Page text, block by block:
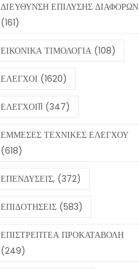
ΔΙΕΥΘΥΝΣΗ ΕΠΙΛΥΣΗΣ ΔΙΑΦΟΡΩΝ
(161)
ΕΙΚΟΝΙΚΑ ΤΙΜΟΛΟΓΙΑ (108)
ΕΛΕΓΧΟΙ (1620)
ΕΛΕΓΧΟΙ11 (347)
ΕΜΜΕΣΕΣ ΤΕΧΝΙΚΕΣ ΕΛΕΓΧΟΥ
(618)
ΕΠΕΝΔΥΣΕΙΣ, (372)
ΕΠΙΔΟΤΗΣΕΙΣ (583)
ΕΠΙΣΤΡΕΠΤΕΑ ΠΡΟΚΑΤΑΒΟΛΗ
(249)